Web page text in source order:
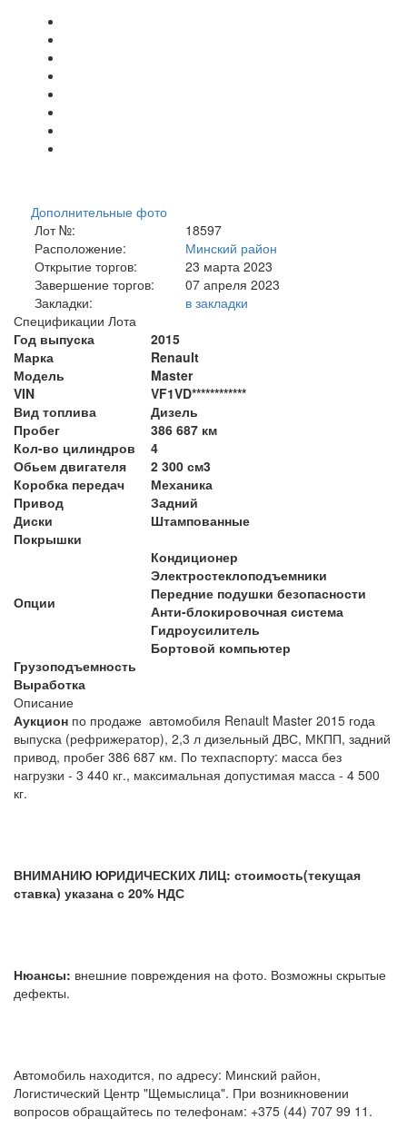
Дополнительные фото
Лот №:
18597
Расположение:
Минский район
Открытие торгов:
23 марта 2023
Завершение торгов:
07 апреля 2023
Закладки:
в закладки
Спецификации Лота
Год выпуска
2015
Марка
Renault
Модель
Master
VIN
VF1VD************
Вид топлива
Дизель
Пробег
386 687 км
Кол-во цилиндров
4
Обьем двигателя
2 300 см3
Коробка передач
Механика
Привод
Задний
Диски
Штампованные
Покрышки
Опции
Кондиционер
Электростеклоподъемники
Передние подушки безопасности
Анти-блокировочная система
Гидроусилитель
Бортовой компьютер
Грузоподъемность
Выработка
Описание
Аукцион по продаже автомобиля Renault Master 2015 года
выпуска (рефрижератор), 2,3 л дизельный ДВС, МКПП, задний
привод, пробег 386 687 км. По техпаспорту: масса без
нагрузки - 3 440 кг., максимальная допустимая масса - 4 500
кг.
ВНИМАНИЮ ЮРИДИЧЕСКИХ ЛИЦ: стоимость(текущая
ставка) указана с 20% НДС
Нюансы: внешние повреждения на фото. Возможны скрытые
дефекты.
Автомобиль находится, по адресу: Минский район,
Логистический Центр "Щемыслица". При возникновении
вопросов обращайтесь по телефонам: +375 (44) 707 99 11.